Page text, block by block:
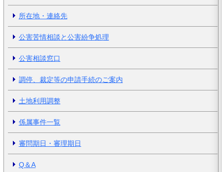
所在地・連絡先
公害苦情相談と公害紛争処理
公害相談窓口
調停、裁定等の申請手続のご案内
土地利用調整
係属事件一覧
審問期日・審理期日
Q＆A